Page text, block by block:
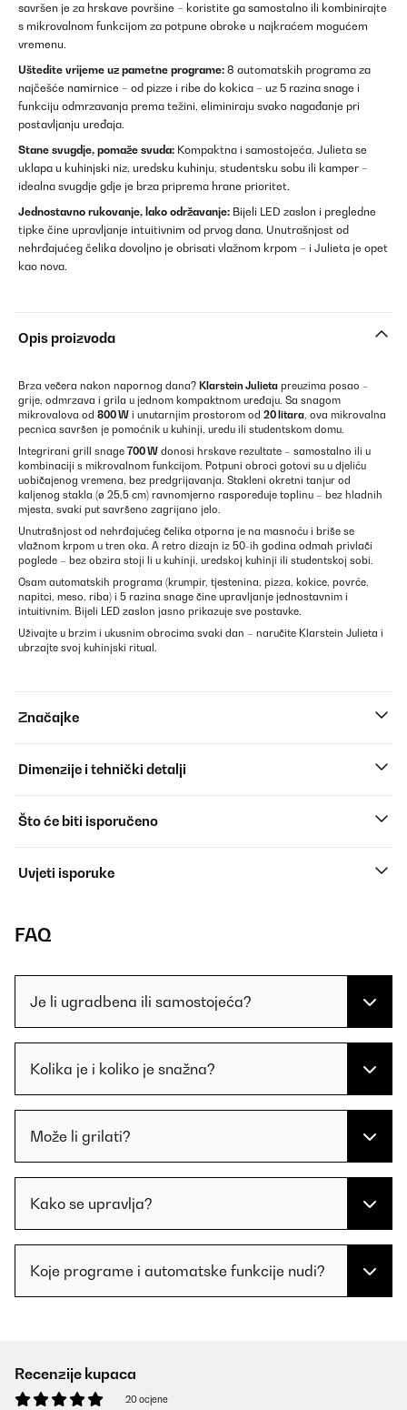
savršen je za hrskave površine – koristite ga samostalno ili kombinirajte
s mikrovalnom funkcijom za potpune obroke u najkraćem mogućem
vremenu.
Uštedite vrijeme uz pametne programe: 8 automatskih programa za
najčešće namirnice – od pizze i ribe do kokica – uz 5 razina snage i
funkciju odmrzavanja prema težini, eliminiraju svako nagađanje pri
postavljanju uređaja.
Stane svugdje, pomaže svuda: Kompaktna i samostojeća, Julieta se
uklapa u kuhinjski niz, uredsku kuhinju, studentsku sobu ili kamper –
idealna svugdje gdje je brza priprema hrane prioritet.
Jednostavno rukovanje, lako održavanje: Bijeli LED zaslon i pregledne
tipke čine upravljanje intuitivnim od prvog dana. Unutrašnjost od
nehrđajućeg čelika dovoljno je obrisati vlažnom krpom – i Julieta je opet
kao nova.
Opis proizvoda
Brza večera nakon napornog dana? Klarstein Julieta preuzima posao –
grije, odmrzava i grila u jednom kompaktnom uređaju. Sa snagom
mikrovalova od 800 W i unutarnjim prostorom od 20 litara, ova mikrovalna
pecnica savršen je pomoćnik u kuhinji, uredu ili studentskom domu.
Integrirani grill snage 700 W donosi hrskave rezultate – samostalno ili u
kombinaciji s mikrovalnom funkcijom. Potpuni obroci gotovi su u djeliću
uobičajenog vremena, bez predgrijavanja. Stakleni okretni tanjur od
kaljenog stakla (ø 25,5 cm) ravnomjerno raspoređuje toplinu – bez hladnih
mjesta, svaki put savršeno zagrijano jelo.
Unutrašnjost od nehrđajućeg čelika otporna je na masnoću i briše se
vlažnom krpom u tren oka. A retro dizajn iz 50-ih godina odmah privlači
poglede – bez obzira stoji li u kuhinji, uredskoj kuhinji ili studentskoj sobi.
Osam automatskih programa (krumpir, tjestenina, pizza, kokice, povrće,
napitci, meso, riba) i 5 razina snage čine upravljanje jednostavnim i
intuitivnim. Bijeli LED zaslon jasno prikazuje sve postavke.
Uživajte u brzim i ukusnim obrocima svaki dan – naručite Klarstein Julieta i
ubrzajte svoj kuhinjski ritual.
Značajke
Dimenzije i tehnički detalji
Što će biti isporučeno
Uvjeti isporuke
FAQ
Je li ugradbena ili samostojeća?
Kolika je i koliko je snažna?
Može li grilati?
Kako se upravlja?
Koje programe i automatske funkcije nudi?
Recenzije kupaca
20 ocjene